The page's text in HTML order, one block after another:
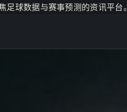
球数据与赛事预测的资讯平台。